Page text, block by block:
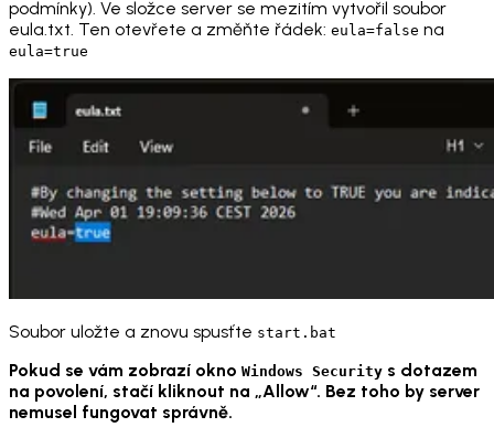
podmínky). Ve složce server se mezitím vytvořil soubor
eula.txt. Ten otevřete a změňte řádek: eula=false na
eula=true
Soubor uložte a znovu spusťte start.bat
Pokud se vám zobrazí okno Windows Security s dotazem
na povolení, stačí kliknout na „Allow“. Bez toho by server
nemusel fungovat správně.